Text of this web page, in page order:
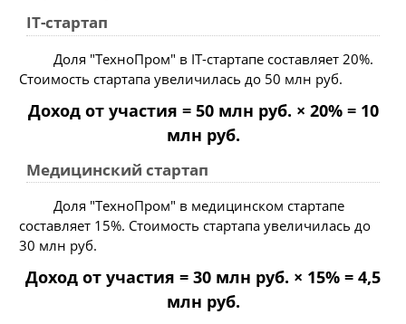
IT-стартап
Доля "ТехноПром" в IT-стартапе составляет 20%.
Стоимость стартапа увеличилась до 50 млн руб.
Доход от участия = 50 млн руб. × 20% = 10
млн руб.
Медицинский стартап
Доля "ТехноПром" в медицинском стартапе
составляет 15%. Стоимость стартапа увеличилась до
30 млн руб.
Доход от участия = 30 млн руб. × 15% = 4,5
млн руб.